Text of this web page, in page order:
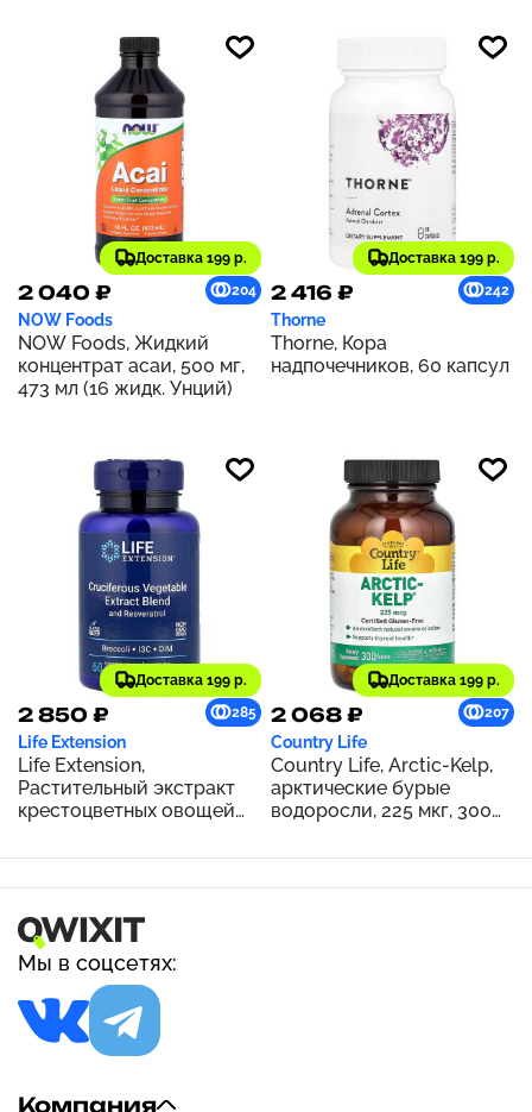
Доставка 199 р.
2 040 ₽ 204
NOW Foods
NOW Foods, Жидкий
концентрат асаи, 500 мг,
473 мл (16 жидк. Унций)
Доставка 199 р.
2 416 ₽ 242
Thorne
Thorne, Кора
надпочечников, 60 капсул
Доставка 199 р.
2 850 ₽ 285
Life Extension
Life Extension,
Растительный экстракт
крестоцветных овощей
ресвератролом, 60
Доставка 199 р.
2 068 ₽ 207
Country Life
Country Life, Arctic-Kelp,
арктические бурые
водоросли, 225 мкг, 300
Мы в соцсетях:
Компания